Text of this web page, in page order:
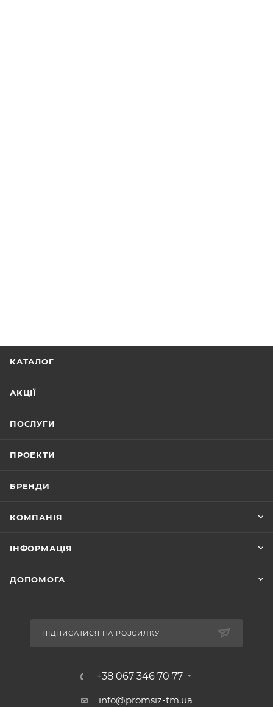
КАТАЛОГ
АКЦІЇ
ПОСЛУГИ
ПРОЕКТИ
БРЕНДИ
КОМПАНІЯ
ІНФОРМАЦІЯ
ДОПОМОГА
ПІДПИСАТИСЯ НА РОЗСИЛКУ
+38 067 346 70 77
info@promsiz-tm.ua